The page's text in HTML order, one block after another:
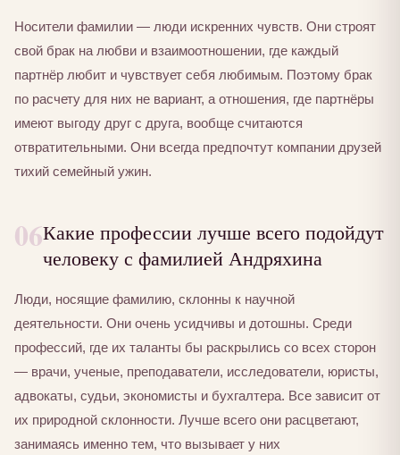
Носители фамилии — люди искренних чувств. Они строят
свой брак на любви и взаимоотношении, где каждый
партнёр любит и чувствует себя любимым. Поэтому брак
по расчету для них не вариант, а отношения, где партнёры
имеют выгоду друг с друга, вообще считаются
отвратительными. Они всегда предпочтут компании друзей
тихий семейный ужин.
06Какие профессии лучше всего подойдут
человеку с фамилией Андряхина
Люди, носящие фамилию, склонны к научной
деятельности. Они очень усидчивы и дотошны. Среди
профессий, где их таланты бы раскрылись со всех сторон
— врачи, ученые, преподаватели, исследователи, юристы,
адвокаты, судьи, экономисты и бухгалтера. Все зависит от
их природной склонности. Лучше всего они расцветают,
занимаясь именно тем, что вызывает у них